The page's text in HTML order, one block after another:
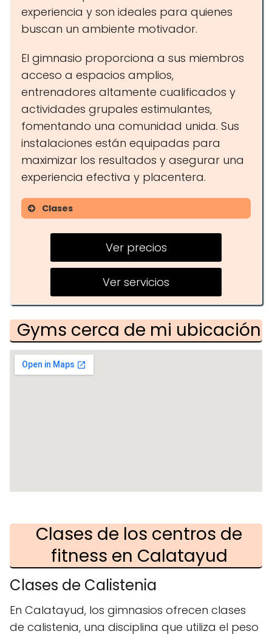
experiencia y son ideales para quienes
buscan un ambiente motivador.
El gimnasio proporciona a sus miembros
acceso a espacios amplios,
entrenadores altamente cualificados y
actividades grupales estimulantes,
fomentando una comunidad unida. Sus
instalaciones están equipadas para
maximizar los resultados y asegurar una
experiencia efectiva y placentera.
Clases
Entrenamientos de CrossFit
Clases de movilidad
Sesiones personalizadas
Ver precios
Ver servicios
Gyms cerca de mi ubicación
Clases de los centros de
fitness en Calatayud
Clases de Calistenia
En Calatayud, los gimnasios ofrecen clases
de calistenia, una disciplina que utiliza el peso